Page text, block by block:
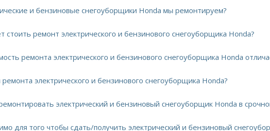
и бензиновые снегоуборщики Honda мы ремонтируем?
стоить ремонт электрического и бензинового снегоуборщика Honda?
ремонта электрического и бензинового снегоуборщика Honda
ремонта электрического и бензинового снегоуборщика Honda?
электрический и бензиновый снегоуборщик Honda в
для того чтобы сдать/получить электрический и бензиновый